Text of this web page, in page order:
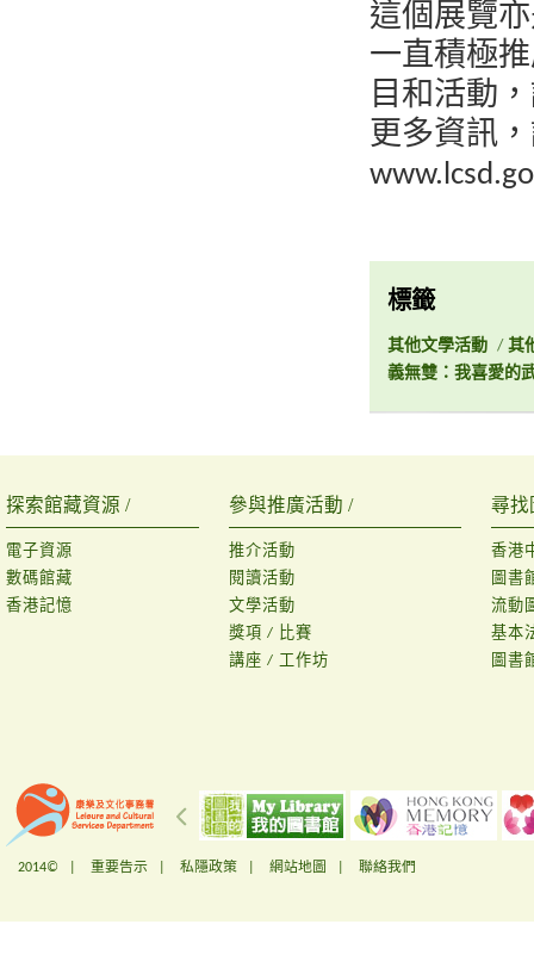
這個展覽
一直積極
目和活動
更多資訊
標籤
其他文學活動 / 其
義無雙：我喜愛的
探索館藏資源 /
電子資源
數碼館藏
香港記憶
參與推廣活動 /
推介活動
閱讀活動
文學活動
獎項 / 比賽
講座 / 工作坊
尋找
香港
圖書
流動
基本
圖書
2014© | 重要告示 私隱政策 網站地圖 聯絡我們